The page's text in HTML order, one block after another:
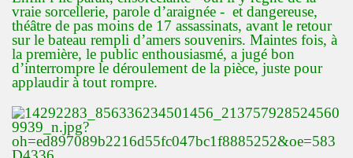
vraie sorcellerie, parole d’araignée - et dangereuse,
théâtre de pas moins de 17 assassinats, avant le retour
sur le bateau rempli d’amers souvenirs. Maintes fois, à
la première, le public enthousiasmé, a jugé bon
d’interrompre le déroulement de la pièce, juste pour
applaudir à tout rompre.